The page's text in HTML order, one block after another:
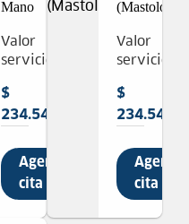
Mano
Valor
servicio
$
234.541
Agendar
cita
(Mastología)
Valor
servicio
$
234.541
cita